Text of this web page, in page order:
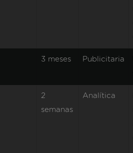
3 meses Publicitaria
2
semanas
Analítica